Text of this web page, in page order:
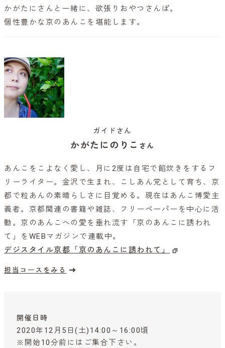
かがたにさんと一緒に、欲張りおやつさんぽ。
個性豊かな京のあんこを堪能します。
ガイドさん
かがたにのりこ さん
あんこをこよなく愛し、月に2度は自宅で餡炊きをするフ
リーライター。金沢で生まれ、こしあん党として育ち、京
都で粒あんの素晴らしさに目覚める。現在はあんこ博愛主
義者。京都関連の書籍や雑誌、フリーペーパーを中心に活
動。京のあんこへの愛を垂れ流す「京のあんこに誘われ
て」をWEBマガジンで連載中。
デジスタイル京都「京のあんこに誘われて」
担当コースをみる
開催日時
2020年12月5日(土)14:00～16:00頃
※開始10分前にはご集合下さい。